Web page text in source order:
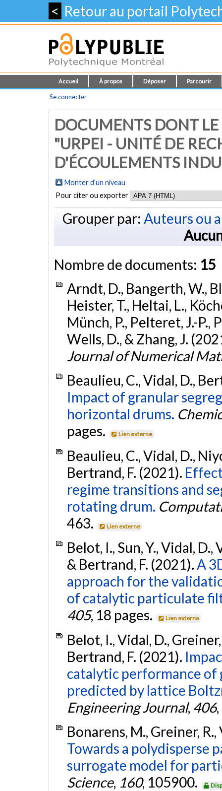
< Retour au portail
Accueil À propos Déposer Parcourir
Se connecter
DOCUMENTS DONT LE
"URPEI - UNITÉ DE
D'ÉCOULEMENTS
Monter d'un niveau
Pour citer ou exporter
Grouper par: Auteurs ou
Nombre de documents: 15
Arndt, D., Bangerth, W.,
Heister, T., Heltai, L.,
Münch, P., Pelteret, J.-P.,
Wells, D., & Zhang, J.
Journal of Numerical
Beaulieu, C., Vidal, D.,
Impact of granular
horizontal drums.
pages.
Lien externe
Beaulieu, C., Vidal, D.,
Bertrand, F. (2021).
regime transitions and
rotating drum.
463.
Lien externe
Belot, I., Sun, Y., Vidal, D.,
& Bertrand, F. (2021).A
approach for the
of catalytic particulate
405, 18 pages. Lien externe
Belot, I., Vidal, D.,
Bertrand, F. (2021).
catalytic performance of
predicted by lattice
Engineering Journal, 406
Bonarens, M., Greiner,
Towards a polydisperse
surrogate model for
Science, 160, 105900.